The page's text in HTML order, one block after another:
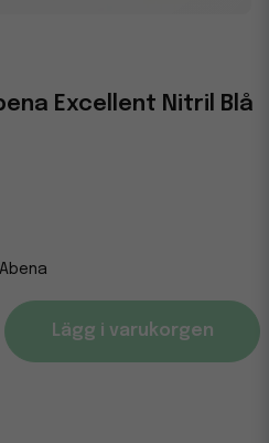
Excellent Nitril Blå
Abena
Lägg i varukorgen